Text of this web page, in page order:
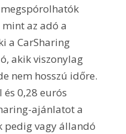
az adó a
a CarSharing
akik viszonylag
nem hosszú időre.
0,28 eurós
ajánlatot a
pedig vagy állandó